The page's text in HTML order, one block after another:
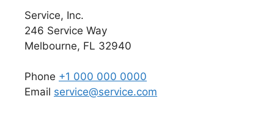
Service, Inc.
246 Service Way
Melbourne, FL 32940
Phone +1 000 000 0000
Email service@service.com